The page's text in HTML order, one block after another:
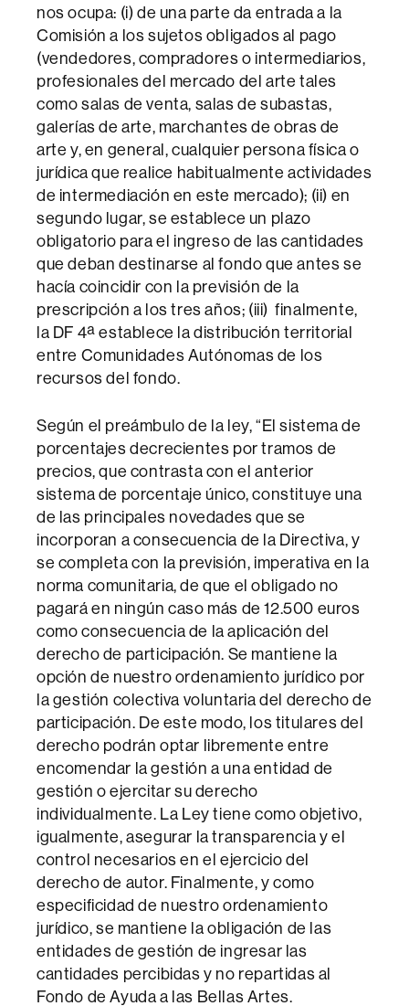
nos ocupa: (i) de una parte da entrada a la
Comisión a los sujetos obligados al pago
(vendedores, compradores o intermediarios,
profesionales del mercado del arte tales
como salas de venta, salas de subastas,
galerías de arte, marchantes de obras de
arte y, en general, cualquier persona física o
jurídica que realice habitualmente actividades
de intermediación en este mercado); (ii) en
segundo lugar, se establece un plazo
obligatorio para el ingreso de las cantidades
que deban destinarse al fondo que antes se
hacía coincidir con la previsión de la
prescripción a los tres años; (iii) finalmente,
la DF 4ª establece la distribución territorial
entre Comunidades Autónomas de los
recursos del fondo.
Según el preámbulo de la ley, “El sistema de
porcentajes decrecientes por tramos de
precios, que contrasta con el anterior
sistema de porcentaje único, constituye una
de las principales novedades que se
incorporan a consecuencia de la Directiva, y
se completa con la previsión, imperativa en la
norma comunitaria, de que el obligado no
pagará en ningún caso más de 12.500 euros
como consecuencia de la aplicación del
derecho de participación. Se mantiene la
opción de nuestro ordenamiento jurídico por
la gestión colectiva voluntaria del derecho de
participación. De este modo, los titulares del
derecho podrán optar libremente entre
encomendar la gestión a una entidad de
gestión o ejercitar su derecho
individualmente. La Ley tiene como objetivo,
igualmente, asegurar la transparencia y el
control necesarios en el ejercicio del
derecho de autor. Finalmente, y como
especificidad de nuestro ordenamiento
jurídico, se mantiene la obligación de las
entidades de gestión de ingresar las
cantidades percibidas y no repartidas al
Fondo de Ayuda a las Bellas Artes.